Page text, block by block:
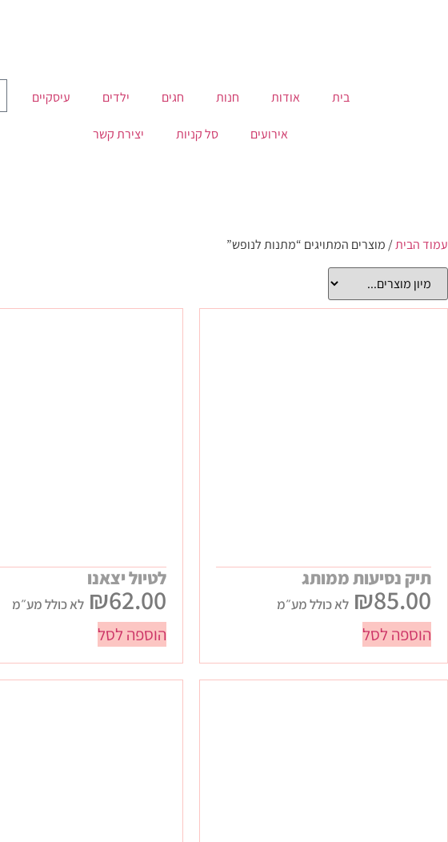
בית אודות חנות חגים ילדים עיסקיים
אירועים סל קניות יצירת קשר
עמוד הבית/ מוצרים המתויגים “מתנות לנופש”
תיק נסיעות ממותג
₪85.00 לא כולל מע״מ
הוספה לסל
לטיול יצאנו
₪62.00 לא כולל מע״מ
הוספה לסל